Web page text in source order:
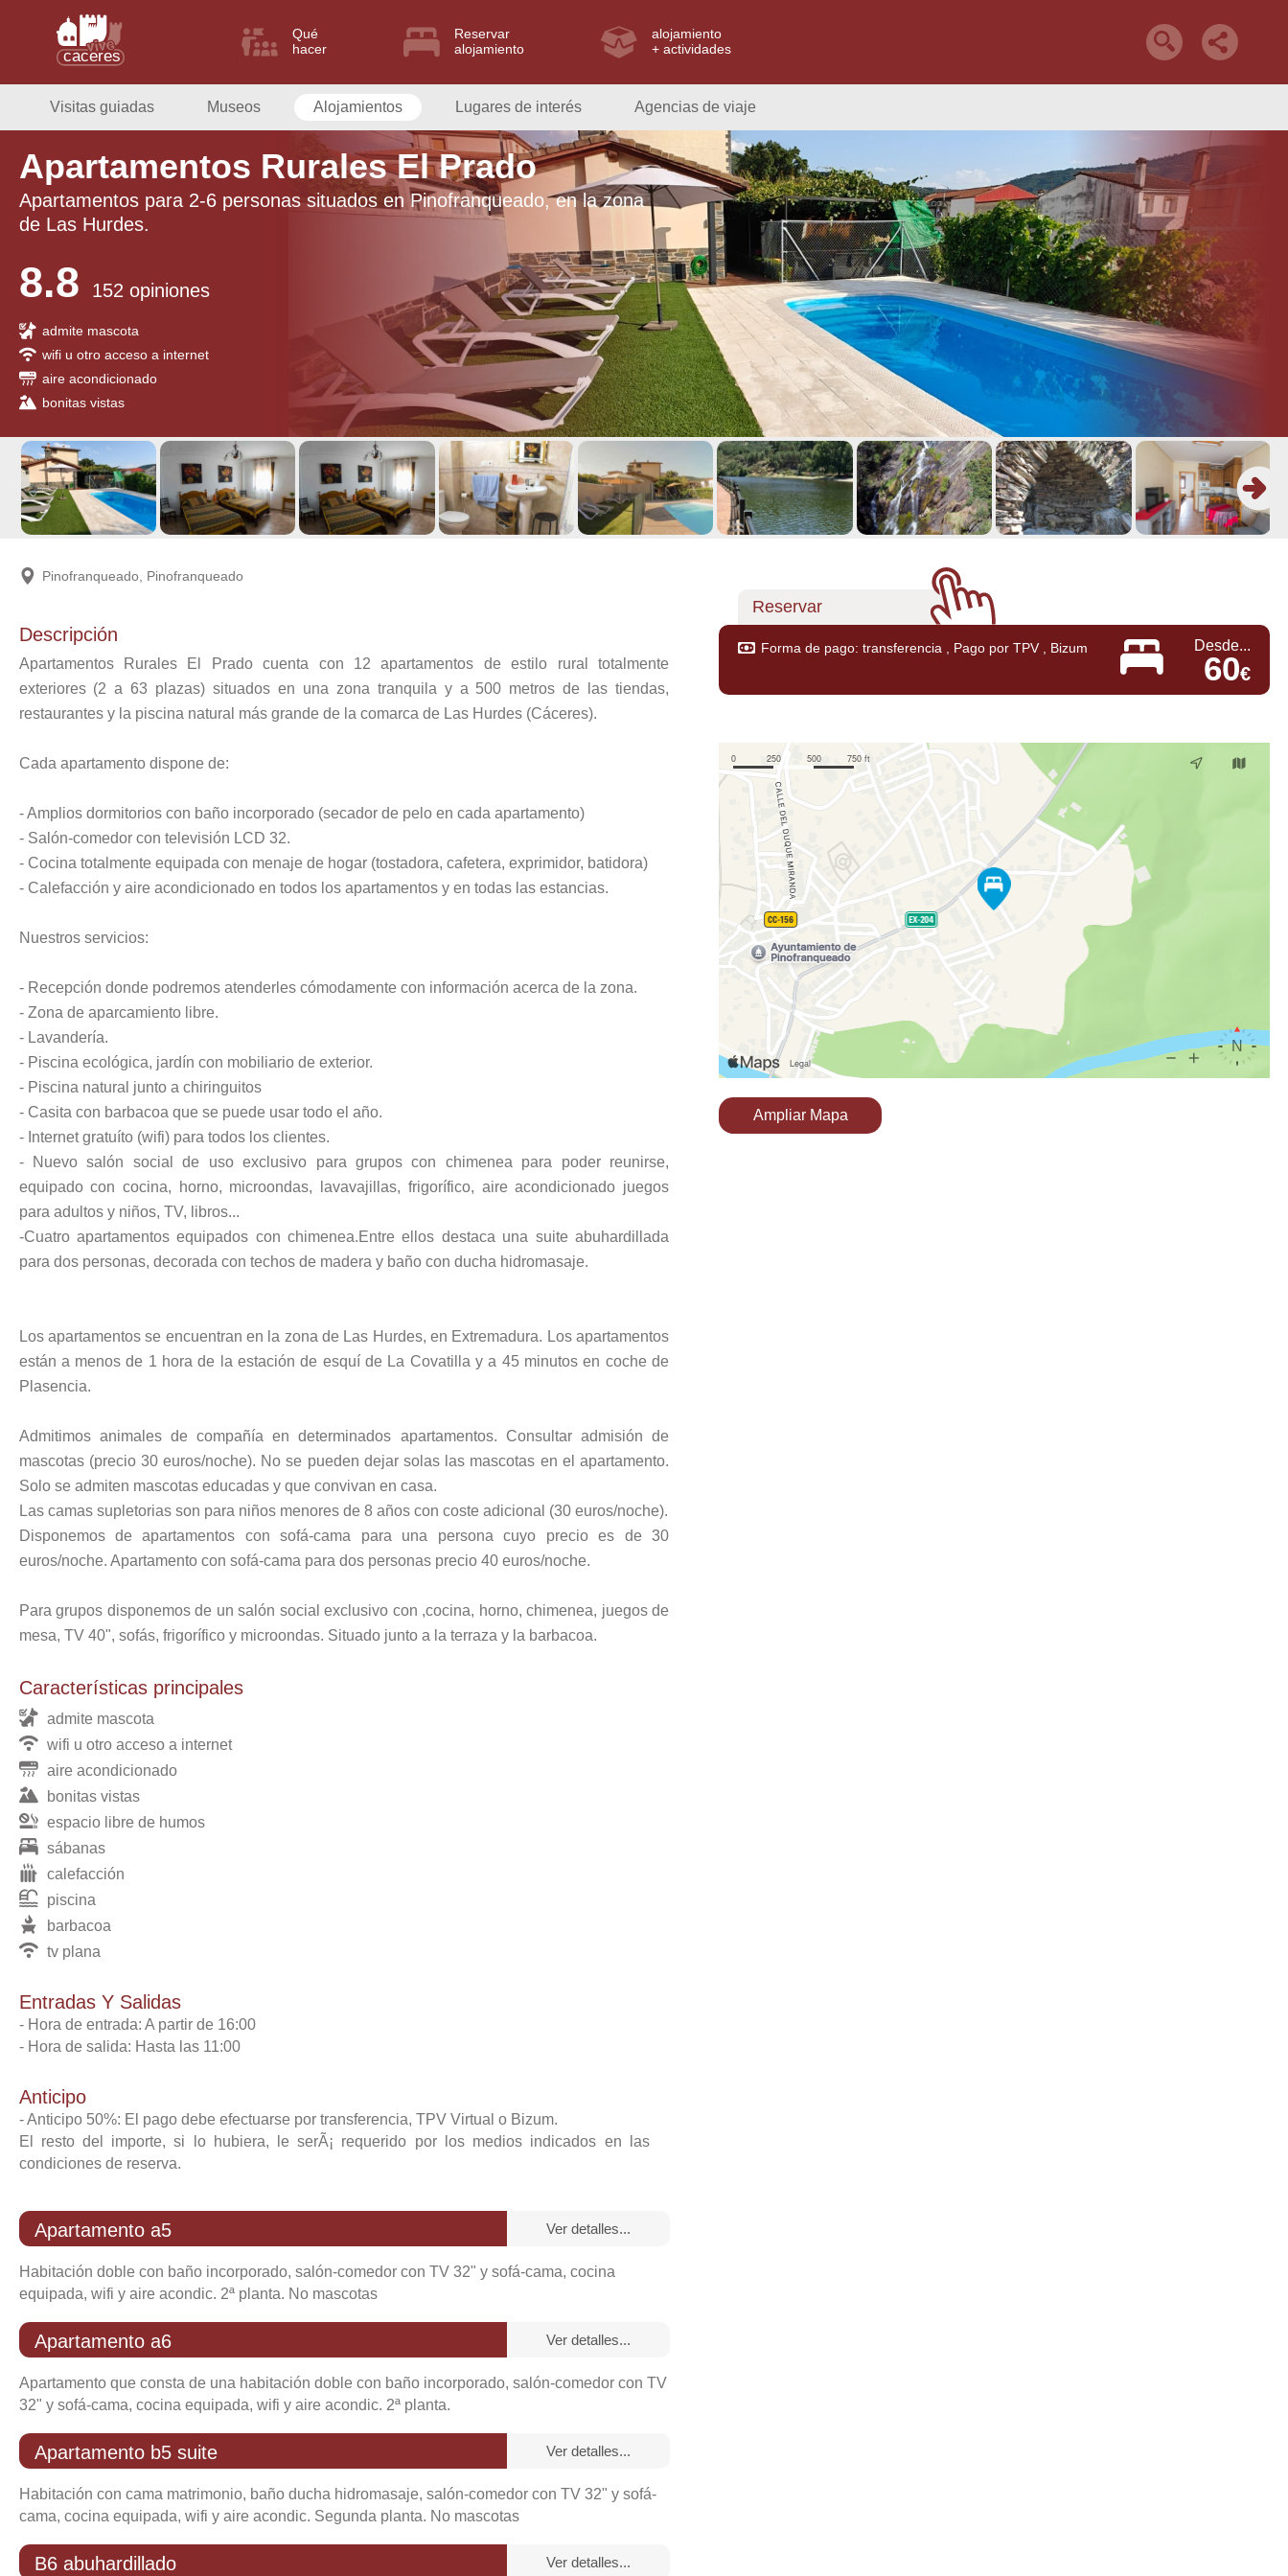
Qué
hacer
Reservar
alojamiento
alojamiento
+ actividades
Visitas guiadas Museos Alojamientos Lugares de interés Agencias de viaje
Apartamentos Rurales El Prado
Apartamentos para 2-6 personas situados en Pinofranqueado, en la zona
de Las Hurdes.
8.8 152 opiniones
admite mascota
wifi u otro acceso a internet
aire acondicionado
bonitas vistas
Pinofranqueado, Pinofranqueado
Descripción
Apartamentos Rurales El Prado cuenta con 12 apartamentos de estilo rural totalmente
exteriores (2 a 63 plazas) situados en una zona tranquila y a 500 metros de las tiendas,
restaurantes y la piscina natural más grande de la comarca de Las Hurdes (Cáceres).
Cada apartamento dispone de:
- Amplios dormitorios con baño incorporado (secador de pelo en cada apartamento)
- Salón-comedor con televisión LCD 32.
- Cocina totalmente equipada con menaje de hogar (tostadora, cafetera, exprimidor, batidora)
- Calefacción y aire acondicionado en todos los apartamentos y en todas las estancias.
Nuestros servicios:
- Recepción donde podremos atenderles cómodamente con información acerca de la zona.
- Zona de aparcamiento libre.
- Lavandería.
- Piscina ecológica, jardín con mobiliario de exterior.
- Piscina natural junto a chiringuitos
- Casita con barbacoa que se puede usar todo el año.
- Internet gratuíto (wifi) para todos los clientes.
- Nuevo salón social de uso exclusivo para grupos con chimenea para poder reunirse,
equipado con cocina, horno, microondas, lavavajillas, frigorífico, aire acondicionado juegos
para adultos y niños, TV, libros...
-Cuatro apartamentos equipados con chimenea.Entre ellos destaca una suite abuhardillada
para dos personas, decorada con techos de madera y baño con ducha hidromasaje.
Los apartamentos se encuentran en la zona de Las Hurdes, en Extremadura. Los apartamentos
están a menos de 1 hora de la estación de esquí de La Covatilla y a 45 minutos en coche de
Plasencia.
Admitimos animales de compañía en determinados apartamentos. Consultar admisión de
mascotas (precio 30 euros/noche). No se pueden dejar solas las mascotas en el apartamento.
Solo se admiten mascotas educadas y que convivan en casa.
Las camas supletorias son para niños menores de 8 años con coste adicional (30 euros/noche).
Disponemos de apartamentos con sofá-cama para una persona cuyo precio es de 30
euros/noche. Apartamento con sofá-cama para dos personas precio 40 euros/noche.
Para grupos disponemos de un salón social exclusivo con ,cocina, horno, chimenea, juegos de
mesa, TV 40", sofás, frigorífico y microondas. Situado junto a la terraza y la barbacoa.
Características principales
admite mascota
wifi u otro acceso a internet
aire acondicionado
bonitas vistas
espacio libre de humos
sábanas
calefacción
piscina
barbacoa
tv plana
Entradas Y Salidas
- Hora de entrada: A partir de 16:00
- Hora de salida: Hasta las 11:00
Anticipo
-Anticipo50%: El pago debe efectuarse por transferencia, TPV Virtual o Bizum.
El resto del importe, si lo hubiera, le serÃ¡ requerido por los medios indicados en las
condiciones de reserva.
apartamento a5 ver detalles...
Habitación doble con baño incorporado, salón-comedor con TV 32" y sofá-cama, cocina
equipada, wifi y aire acondic. 2ª planta. No mascotas
-
45 m², bonitas vistas, aire acondicionado, calefacción,
general:
-
wifi u otro acceso a internet
-
admite mascota
-
espacio libre de humos
distribución:
salón (30 m²)
apartamento a6 ver detalles...
Apartamento que consta de una habitación doble con baño incorporado, salón-comedor con TV
32" y sofá-cama, cocina equipada, wifi y aire acondic. 2ª planta.
-
45 m²,
general:
distribución:
apartamento b5 suite ver detalles...
Habitación con cama matrimonio, baño ducha hidromasaje, salón-comedor con TV 32" y sofá-
cama, cocina equipada, wifi y aire acondic. Segunda planta. No mascotas
-
70 m²,
b6 abuhardillado ver detalles...
Reservar
Forma de pago: transferencia , Pago por TPV , Bizum Desde...
60€
Ampliar Mapa